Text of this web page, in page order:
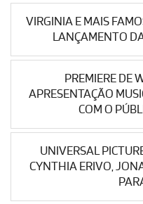
VIRGINIA E MAIS
LANÇAMENTO
PREMIERE DE
APRESENTAÇÃO
COM O
UNIVERSAL
CYNTHIA ERIVO,